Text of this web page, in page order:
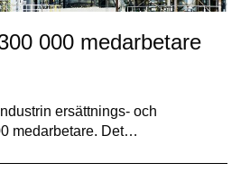
000 medarbetare
ersättnings- och
medarbetare. Det…